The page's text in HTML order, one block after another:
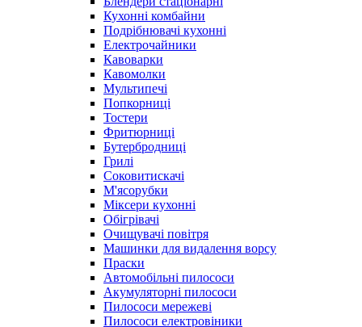
Кухонні комбайни
Подрібнювачі кухонні
Електрочайники
Кавоварки
Кавомолки
Мультипечі
Попкорниці
Тостери
Фритюрниці
Бутербродниці
Грилі
Соковитискачі
М'ясорубки
Міксери кухонні
Обігрівачі
Очищувачі повітря
Машинки для видалення ворсу
Праски
Автомобільні пилососи
Акумуляторні пилососи
Пилососи мережеві
Пилососи електровіники